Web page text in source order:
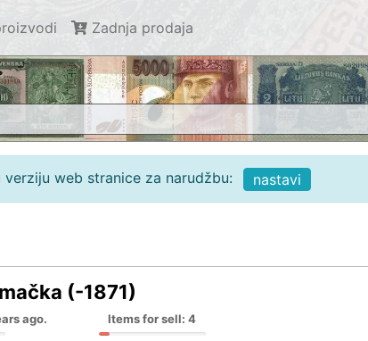
Zadnja prodaja
web stranice za narudžbu: nastavi
(-1871)
ago. Items for sell: 4